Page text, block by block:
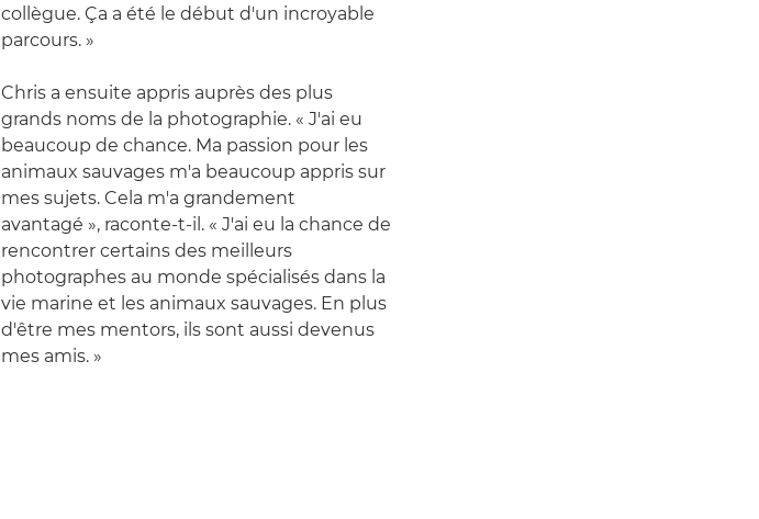
collègue. Ça a été le début d'un incroyable
parcours. »
Chris a ensuite appris auprès des plus
grands noms de la photographie. « J'ai eu
beaucoup de chance. Ma passion pour les
animaux sauvages m'a beaucoup appris sur
mes sujets. Cela m'a grandement
avantagé », raconte-t-il. « J'ai eu la chance de
rencontrer certains des meilleurs
photographes au monde spécialisés dans la
vie marine et les animaux sauvages. En plus
d'être mes mentors, ils sont aussi devenus
mes amis. »